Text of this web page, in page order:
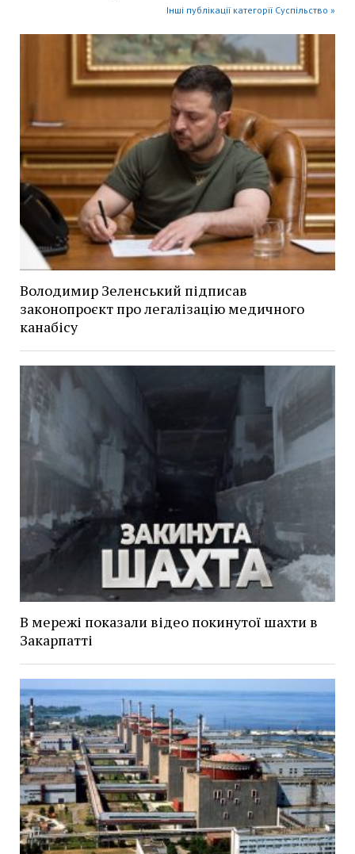
Інші публікації категорії Суспільство »
Володимир Зеленський підписав
законопроєкт про легалізацію медичного
канабісу
В мережі показали відео покинутої шахти в
Закарпатті